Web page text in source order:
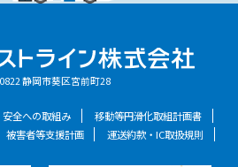
静岡市葵区宮前町28
安全への取組み
移動等円滑化取組計画書
被害者等支援計画 運送約款・IC取扱規則